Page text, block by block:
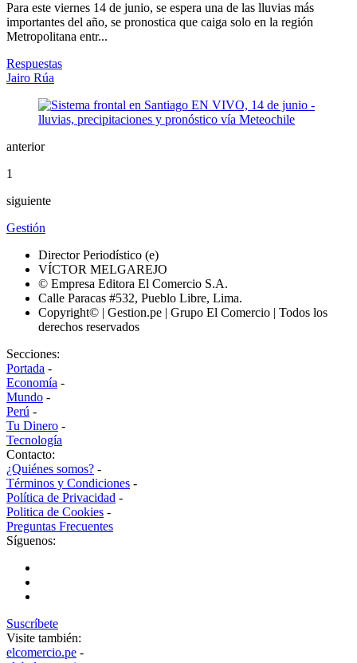
Para este viernes 14 de junio, se espera una de las lluvias más
importantes del año, se pronostica que caiga solo en la región
Metropolitana entr...
Respuestas
Jairo Rúa
anterior
1
siguiente
Gestión
Director Periodístico (e)
VÍCTOR MELGAREJO
© Empresa Editora El Comercio S.A.
Calle Paracas #532, Pueblo Libre, Lima.
Copyright© | Gestion.pe | Grupo El Comercio | Todos los
derechos reservados
Secciones:
Portada -
Economía -
Mundo -
Perú -
Tu Dinero -
Tecnología
Contacto:
¿Quiénes somos? -
Términos y Condiciones -
Política de Privacidad -
Politica de Cookies -
Preguntas Frecuentes
Síguenos:
Suscríbete
Visite también:
elcomercio.pe -